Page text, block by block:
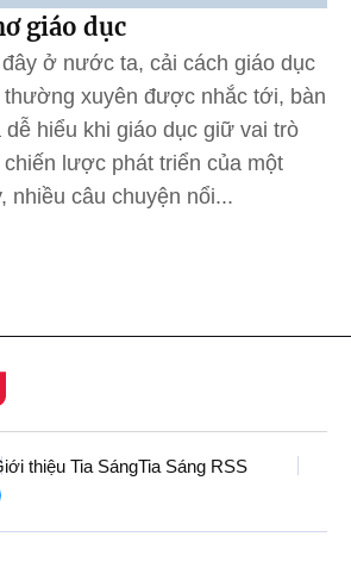
giáo dục
ở nước ta, cải cách giáo dục
xuyên được nhắc tới, bàn
hiểu khi giáo dục giữ vai trò
lược phát triển của một
nhiều câu chuyện nổi...
thiệu Tia SángTia Sáng RSS